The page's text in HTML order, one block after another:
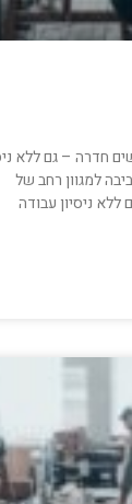
חדרה – גם ללא
למגוון רחב של
ניסיון עבודה